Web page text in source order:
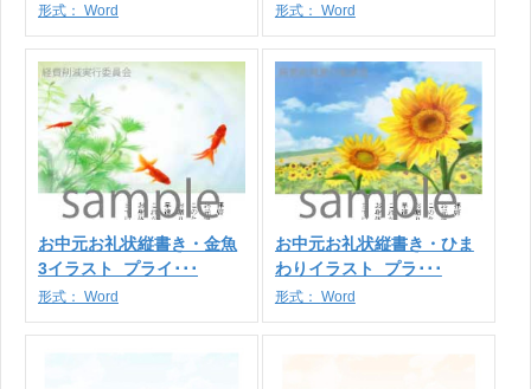
形式： Word 形式： Word
お中元お礼状縦書き・金魚
3イラスト_プライ･･･
形式： Word
お中元お礼状縦書き・ひま
わりイラスト_プラ･･･
形式： Word